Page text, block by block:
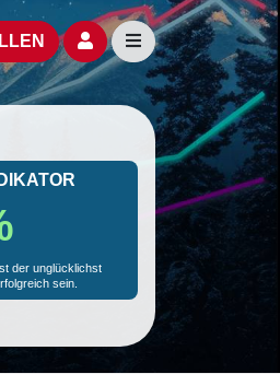
öffnenSeitennavigation
der unglücklichst
sein.